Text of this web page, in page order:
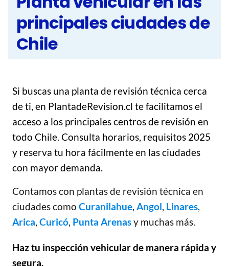
principales ciudades de
Chile
Si buscas una planta de revisión técnica cerca
de ti, en PlantadeRevision.cl te facilitamos el
acceso a los principales centros de revisión en
todo Chile. Consulta horarios, requisitos 2025
y reserva tu hora fácilmente en las ciudades
con mayor demanda.
Contamos con plantas de revisión técnica en
ciudades como Curanilahue, Angol, Linares,
Arica, Curicó, Punta Arenasy muchas más.
Haz tu inspección vehicular de manera rápida y
segura.